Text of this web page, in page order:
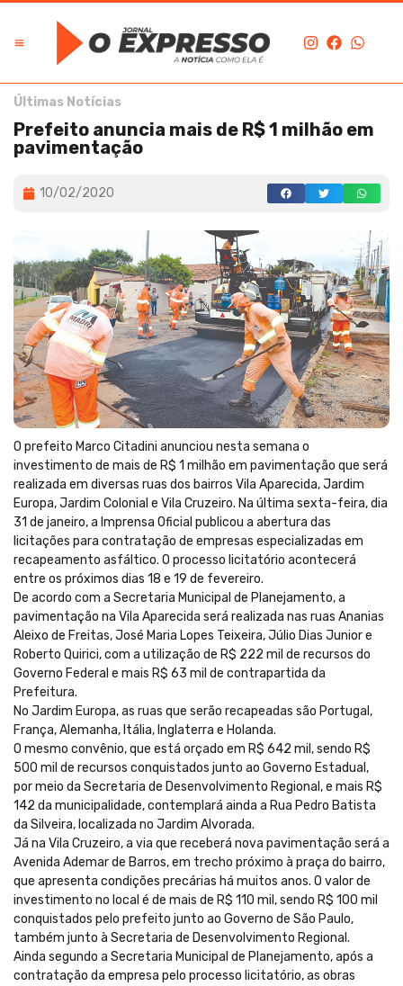
Últimas Notícias
Prefeito anuncia mais de R$ 1 milhão em
pavimentação
10/02/2020
O prefeito Marco Citadini anunciou nesta semana o
investimento de mais de R$ 1 milhão em pavimentação que será
realizada em diversas ruas dos bairros Vila Aparecida, Jardim
Europa, Jardim Colonial e Vila Cruzeiro. Na última sexta-feira, dia
31 de janeiro, a Imprensa Oficial publicou a abertura das
licitações para contratação de empresas especializadas em
recapeamento asfáltico. O processo licitatório acontecerá
entre os próximos dias 18 e 19 de fevereiro.
De acordo com a Secretaria Municipal de Planejamento, a
pavimentação na Vila Aparecida será realizada nas ruas Ananias
Aleixo de Freitas, José Maria Lopes Teixeira, Júlio Dias Junior e
Roberto Quirici, com a utilização de R$ 222 mil de recursos do
Governo Federal e mais R$ 63 mil de contrapartida da
Prefeitura.
No Jardim Europa, as ruas que serão recapeadas são Portugal,
França, Alemanha, Itália, Inglaterra e Holanda.
O mesmo convênio, que está orçado em R$ 642 mil, sendo R$
500 mil de recursos conquistados junto ao Governo Estadual,
por meio da Secretaria de Desenvolvimento Regional, e mais R$
142 da municipalidade, contemplará ainda a Rua Pedro Batista
da Silveira, localizada no Jardim Alvorada.
Já na Vila Cruzeiro, a via que receberá nova pavimentação será a
Avenida Ademar de Barros, em trecho próximo à praça do bairro,
que apresenta condições precárias há muitos anos. O valor de
investimento no local é de mais de R$ 110 mil, sendo R$ 100 mil
conquistados pelo prefeito junto ao Governo de São Paulo,
também junto à Secretaria de Desenvolvimento Regional.
Ainda segundo a Secretaria Municipal de Planejamento, após a
contratação da empresa pelo processo licitatório, as obras